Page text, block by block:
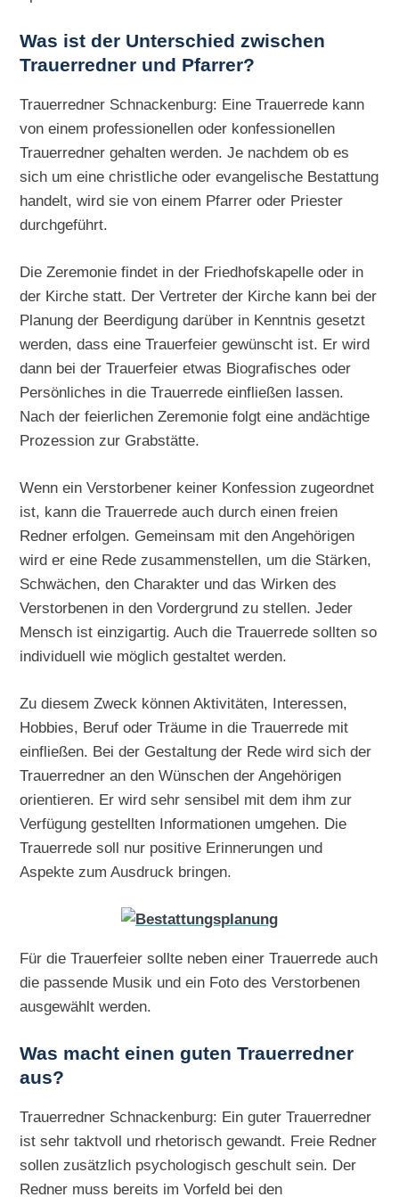
Was ist der Unterschied zwischen
Trauerredner und Pfarrer?
Trauerredner Schnackenburg: Eine Trauerrede kann
von einem professionellen oder konfessionellen
Trauerredner gehalten werden. Je nachdem ob es
sich um eine christliche oder evangelische Bestattung
handelt, wird sie von einem Pfarrer oder Priester
durchgeführt.
Die Zeremonie findet in der Friedhofskapelle oder in
der Kirche statt. Der Vertreter der Kirche kann bei der
Planung der Beerdigung darüber in Kenntnis gesetzt
werden, dass eine Trauerfeier gewünscht ist. Er wird
dann bei der Trauerfeier etwas Biografisches oder
Persönliches in die Trauerrede einfließen lassen.
Nach der feierlichen Zeremonie folgt eine andächtige
Prozession zur Grabstätte.
Wenn ein Verstorbener keiner Konfession zugeordnet
ist, kann die Trauerrede auch durch einen freien
Redner erfolgen. Gemeinsam mit den Angehörigen
wird er eine Rede zusammenstellen, um die Stärken,
Schwächen, den Charakter und das Wirken des
Verstorbenen in den Vordergrund zu stellen. Jeder
Mensch ist einzigartig. Auch die Trauerrede sollten so
individuell wie möglich gestaltet werden.
Zu diesem Zweck können Aktivitäten, Interessen,
Hobbies, Beruf oder Träume in die Trauerrede mit
einfließen. Bei der Gestaltung der Rede wird sich der
Trauerredner an den Wünschen der Angehörigen
orientieren. Er wird sehr sensibel mit dem ihm zur
Verfügung gestellten Informationen umgehen. Die
Trauerrede soll nur positive Erinnerungen und
Aspekte zum Ausdruck bringen.
Für die Trauerfeier sollte neben einer Trauerrede auch
die passende Musik und ein Foto des Verstorbenen
ausgewählt werden.
Was macht einen guten Trauerredner
aus?
Trauerredner Schnackenburg: Ein guter Trauerredner
ist sehr taktvoll und rhetorisch gewandt. Freie Redner
sollen zusätzlich psychologisch geschult sein. Der
Redner muss bereits im Vorfeld bei den